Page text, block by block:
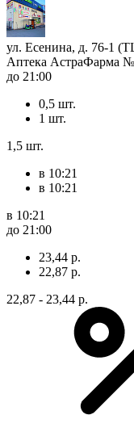
ул. Есенина, д. 76-1
Аптека АстраФарма
до 21:00
0,5 шт.
1 шт.
1,5 шт.
в 10:21
в 10:21
в 10:21
до 21:00
23,44 р.
22,87 р.
22,87 - 23,44 р.